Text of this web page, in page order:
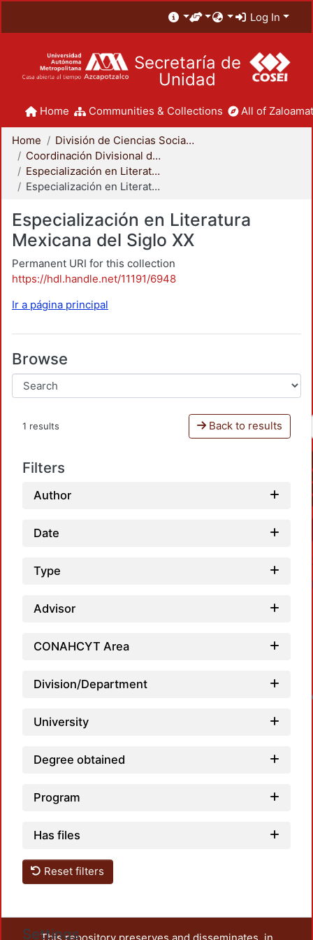
Log In
Secretaría de
Unidad
Home Communities & Collections All of
Home
División de Ciencias Sociales y Humanidades
Coordinación Divisional de Posgrado
Especialización en Literatura Mexicana del Siglo XX
Especialización en Literatura Mexicana del Siglo XX
Especialización en Literatura
Mexicana del Siglo XX
Permanent URI for this collection
https://hdl.handle.net/11191/6948
Ir a página principal
Browse
1 results Back to results
Filters
Author
Date
Type
Advisor
CONAHCYT Area
Division/Department
University
Degree obtained
Program
Has files
Reset filters
Settings